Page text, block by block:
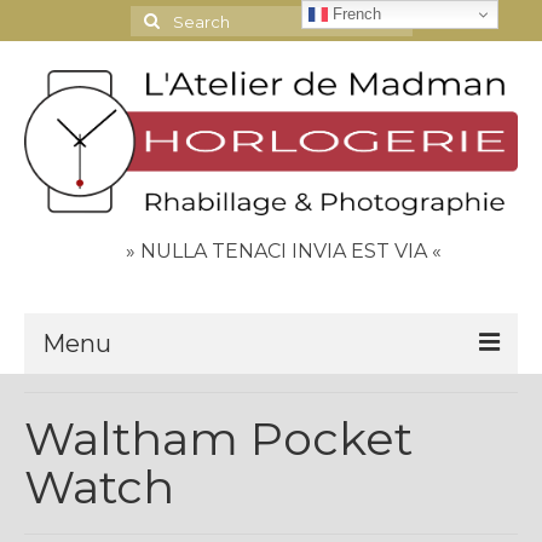
Search
for:
» NULLA TENACI INVIA EST VIA «
Menu
Contact
Espace Clients
Waltham Pocket
Watch
French